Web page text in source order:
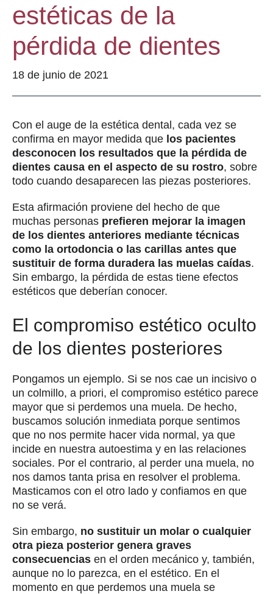
estéticas de la
pérdida de dientes
18 de junio de 2021
Con el auge de la estética dental, cada vez se
confirma en mayor medida que los pacientes
desconocen los resultados que la pérdida de
dientes causa en el aspecto de su rostro, sobre
todo cuando desaparecen las piezas posteriores.
Esta afirmación proviene del hecho de que
muchas personas prefieren mejorar la imagen
de los dientes anteriores mediante técnicas
como la ortodoncia o las carillas antes que
sustituir de forma duradera las muelas caídas.
Sin embargo, la pérdida de estas tiene efectos
estéticos que deberían conocer.
El compromiso estético oculto
de los dientes posteriores
Pongamos un ejemplo. Si se nos cae un incisivo o
un colmillo, a priori, el compromiso estético parece
mayor que si perdemos una muela. De hecho,
buscamos solución inmediata porque sentimos
que no nos permite hacer vida normal, ya que
incide en nuestra autoestima y en las relaciones
sociales. Por el contrario, al perder una muela, no
nos damos tanta prisa en resolver el problema.
Masticamos con el otro lado y confiamos en que
no se verá.
Sin embargo, no sustituir un molar o cualquier
otra pieza posterior genera graves
consecuencias en el orden mecánico y, también,
aunque no lo parezca, en el estético. En el
momento en que perdemos una muela se